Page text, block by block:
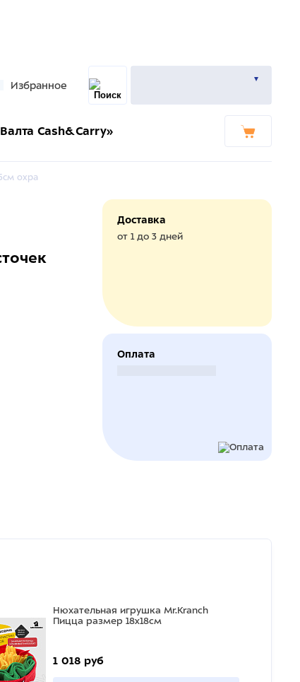
Избранное
Cash&Carry»
охра
Доставка
от 1 до 3 дней
Оплата
Нюхательная игрушка Mr.Kranch
Пицца размер 18x18см
1 018 руб